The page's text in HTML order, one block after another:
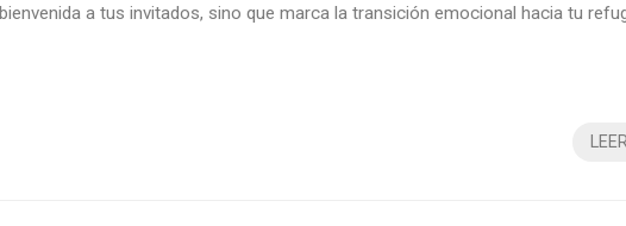
bienvenida a tus invitados, sino que marca la transición emocional hacia tu